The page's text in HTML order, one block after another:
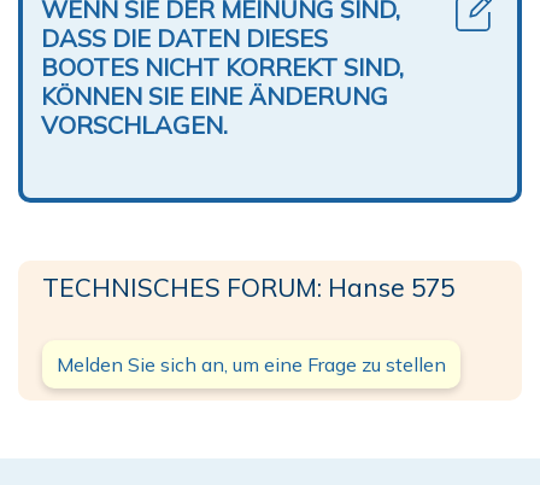
WENN SIE DER MEINUNG SIND,
DASS DIE DATEN DIESES
BOOTES NICHT KORREKT SIND,
KÖNNEN SIE EINE ÄNDERUNG
VORSCHLAGEN.
TECHNISCHES FORUM: Hanse 575
Melden Sie sich an, um eine Frage zu stellen